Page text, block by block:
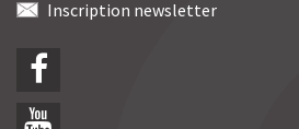
Inscription newsletter